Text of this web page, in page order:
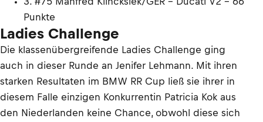
Punkte
Ladies Challenge
Die klassenübergreifende Ladies Challenge ging
auch in dieser Runde an Jenifer Lehmann. Mit ihren
starken Resultaten im BMW RR Cup ließ sie ihrer in
diesem Falle einzigen Konkurrentin Patricia Kok aus
den Niederlanden keine Chance, obwohl diese sich